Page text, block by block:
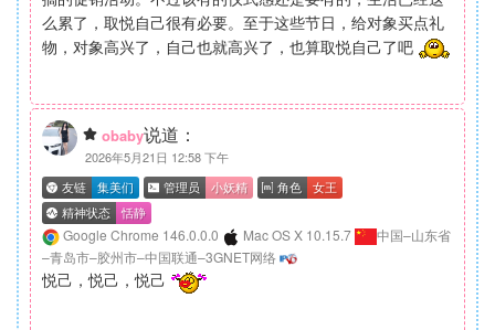
么累了，取悦自己很有必要。至于这些节日，给对象买点礼
物，对象高兴了，自己也就高兴了，也算取悦自己了吧
obaby说道：
2026年5月21日 12:58 下午
Google Chrome 146.0.0.0 Mac OS X 10.15.7
中国–山东省
–青岛市–胶州市–中国联通–3GNET网络
悦己，悦己，悦己